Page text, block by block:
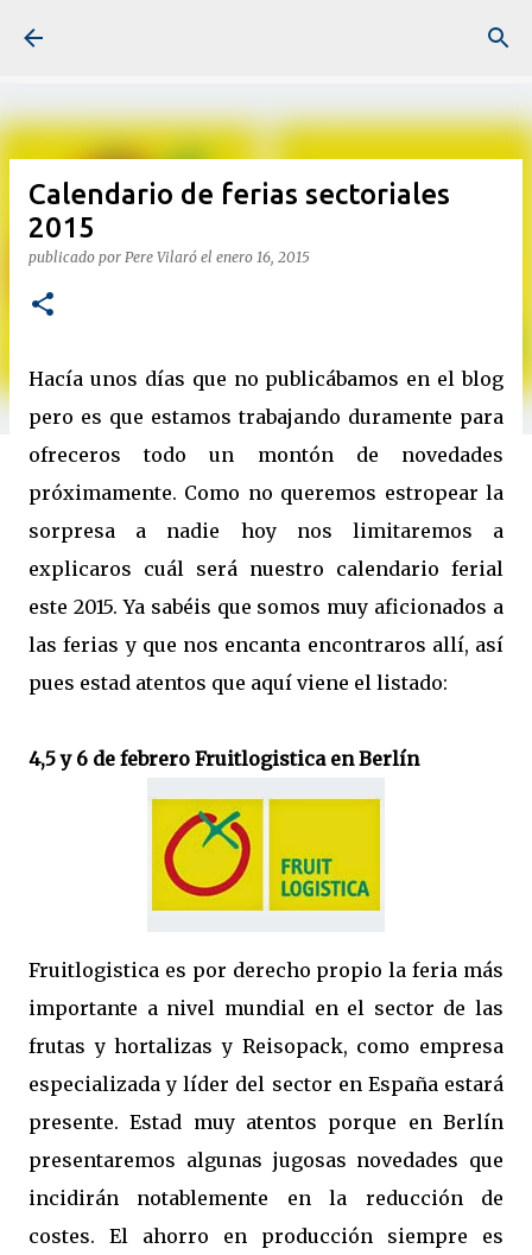
Calendario de ferias sectoriales
2015
publicado por Pere Vilaró el enero 16, 2015
Hacía unos días que no publicábamos en el blog
pero es que estamos trabajando duramente para
ofreceros todo un montón de novedades
próximamente. Como no queremos estropear la
sorpresa a nadie hoy nos limitaremos a
explicaros cuál será nuestro calendario ferial
este 2015. Ya sabéis que somos muy aficionados a
las ferias y que nos encanta encontraros allí, así
pues estad atentos que aquí viene el listado:
4,5 y 6 de febrero Fruitlogistica en Berlín
Fruitlogistica es por derecho propio la feria más
importante a nivel mundial en el sector de las
frutas y hortalizas y Reisopack, como empresa
especializada y líder del sector en España estará
presente. Estad muy atentos porque en Berlín
presentaremos algunas jugosas novedades que
incidirán notablemente en la reducción de
costes. El ahorro en producción siempre es